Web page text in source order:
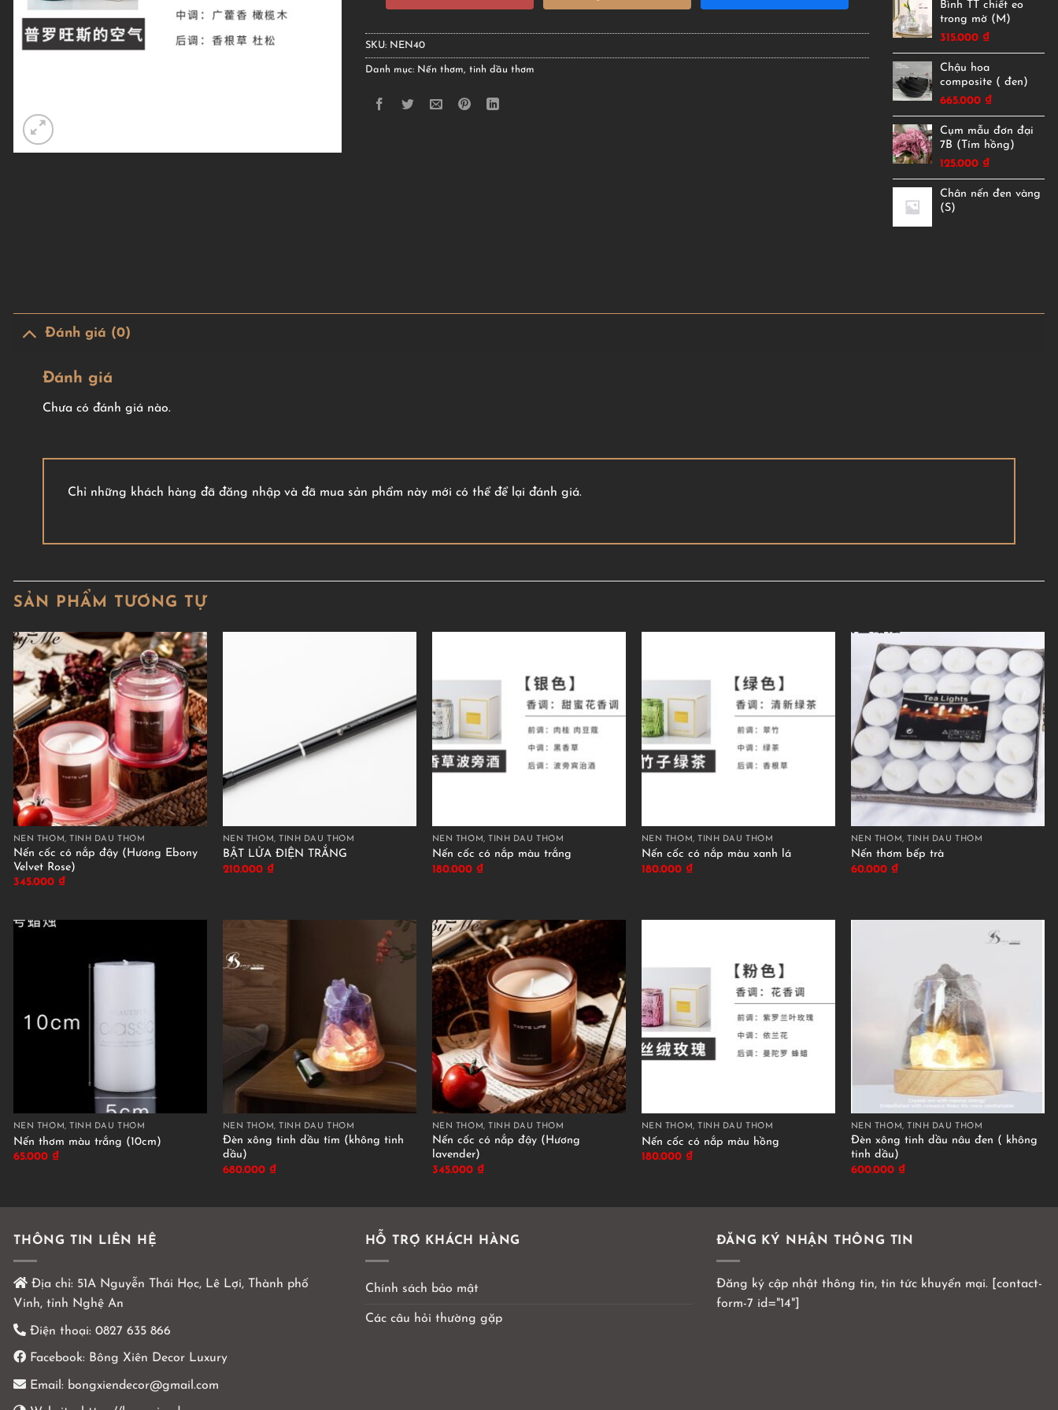
SKU: NEN40
Danh mục: Nến thơm, tinh dầu thơm
Bình TT chiết eo
trong mờ (M)
315.000 ₫
Chậu hoa
composite ( đen)
665.000 ₫
Cụm mẫu đơn đại
7B (Tím hồng)
125.000 ₫
Chân nến đen vàng
(S)
Đánh giá (0)
Đánh giá
Chưa có đánh giá nào.
Chỉ những khách hàng đã đăng nhập và đã mua sản phẩm này mới có thể để lại đánh giá.
SẢN PHẨM TƯƠNG TỰ
NẾN THƠM, TINH DẦU THƠM
Nến cốc có nắp đậy (Hương Ebony
Velvet Rose)
345.000 ₫
NẾN THƠM, TINH DẦU THƠM
BẬT LỬA ĐIỆN TRẮNG
210.000 ₫
NẾN THƠM, TINH DẦU THƠM
Nến cốc có nắp màu trắng
180.000 ₫
NẾN THƠM, TINH DẦU THƠM
Nến cốc có nắp màu xanh lá
180.000 ₫
NẾN THƠM, TINH DẦU THƠM
Nến thơm bếp trà
60.000 ₫
NẾN THƠM, TINH DẦU THƠM
Nến thơm màu trắng (10cm)
65.000 ₫
NẾN THƠM, TINH DẦU THƠM
Đèn xông tinh dầu tím (không tinh
dầu)
680.000 ₫
NẾN THƠM, TINH DẦU THƠM
Nến cốc có nắp đậy (Hương
lavender)
345.000 ₫
NẾN THƠM, TINH DẦU THƠM
Nến cốc có nắp màu hồng
180.000 ₫
NẾN THƠM, TINH DẦU THƠM
Đèn xông tinh dầu nâu đen ( không
tinh dầu)
600.000 ₫
THÔNG TIN LIÊN HỆ
Địa chỉ: 51A Nguyễn Thái Học, Lê Lợi, Thành phố
Vinh, tỉnh Nghệ An
Điện thoại: 0827 635 866
Facebook: Bông Xiên Decor Luxury
Email: bongxiendecor@gmail.com
HỖ TRỢ KHÁCH HÀNG
Chính sách bảo mật
Các câu hỏi thường gặp
ĐĂNG KÝ NHẬN THÔNG TIN
Đăng ký cập nhật thông tin, tin tức khuyến mại. [contact-
form-7 id="14"]